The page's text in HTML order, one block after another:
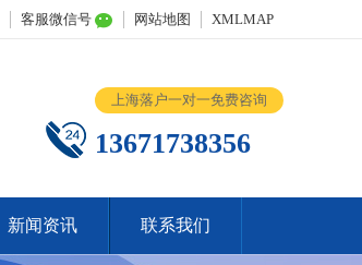
客服微信号 网站地图 XMLMAP
上海落户一对一免费咨询
13671738356
新闻资讯 联系我们